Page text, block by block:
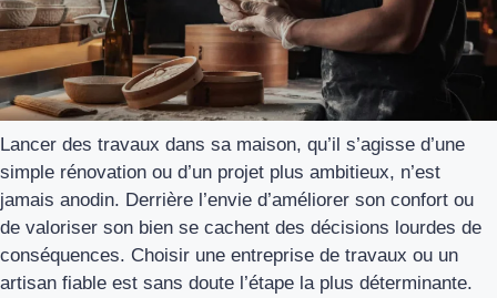
Lancer des travaux dans sa maison, qu’il s’agisse d’une
simple rénovation ou d’un projet plus ambitieux, n’est
jamais anodin. Derrière l’envie d’améliorer son confort ou
de valoriser son bien se cachent des décisions lourdes de
conséquences. Choisir une entreprise de travaux ou un
artisan fiable est sans doute l’étape la plus déterminante.